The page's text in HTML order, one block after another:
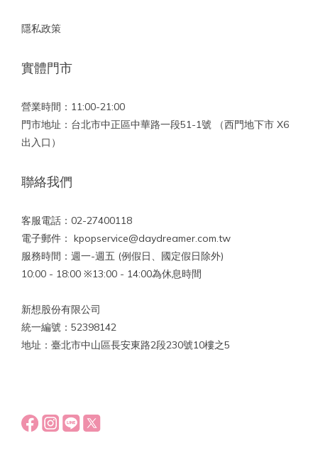
隱私政策
實體門市
營業時間：11:00-21:00
門市地址：台北市中正區中華路一段51-1號 （西門地下市 X6
出入口）
聯絡我們
客服電話：02-27400118
電子郵件： kpopservice@daydreamer.com.tw
服務時間：週一-週五 (例假日、國定假日除外)
10:00 - 18:00 ※13:00 - 14:00為休息時間
新想股份有限公司
統一編號：52398142
地址：臺北市中山區長安東路2段230號10樓之5